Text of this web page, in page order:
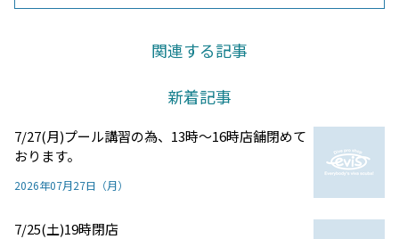
関連する記事
新着記事
7/27(月)プール講習の為、13時～16時店舗閉めて
おります。
2026年07月27日（月）
7/25(土)19時閉店